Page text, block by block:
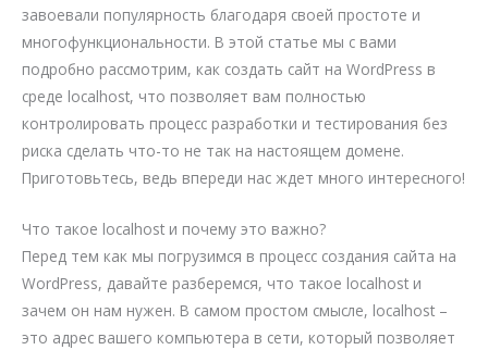
завоевали популярность благодаря своей простоте и
многофункциональности. В этой статье мы с вами
подробно рассмотрим, как создать сайт на WordPress в
среде localhost, что позволяет вам полностью
контролировать процесс разработки и тестирования без
риска сделать что-то не так на настоящем домене.
Приготовьтесь, ведь впереди нас ждет много интересного!
Что такое localhost и почему это важно?
Перед тем как мы погрузимся в процесс создания сайта на
WordPress, давайте разберемся, что такое localhost и
зачем он нам нужен. В самом простом смысле, localhost –
это адрес вашего компьютера в сети, который позволяет